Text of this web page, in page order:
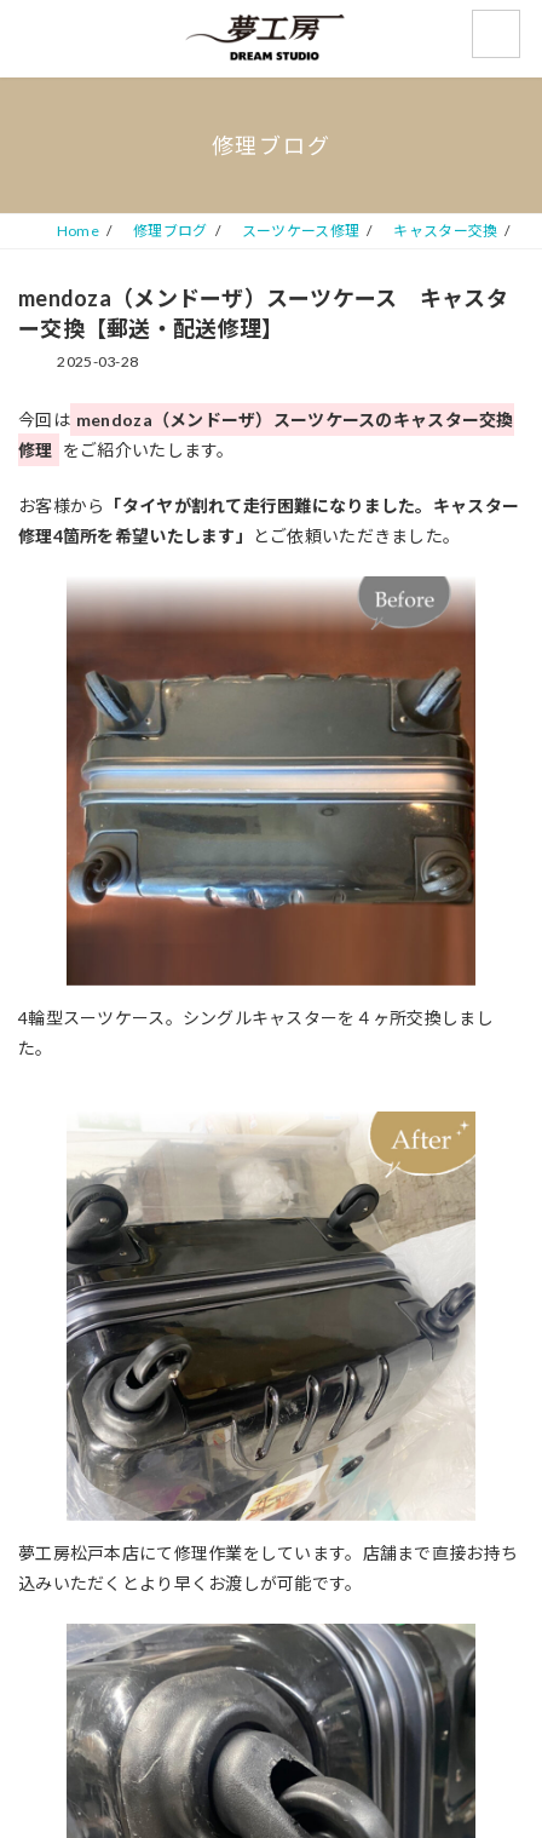
ン
ー
修理ブログ
Home 修理ブログ スーツケース修理 キャスター交換
mendoza（メンドーザ）スーツケース キャスタ
ー交換【郵送・配送修理】
2025-03-28
今回は mendoza（メンドーザ）スーツケースのキャスター交換
修理
をご紹介いたします。
お客様から
「タイヤが割れて走行困難になりました。キャスター
修理4箇所を希望いたします」
とご依頼いただきました。
4輪型スーツケース。シングルキャスターを４ヶ所交換しまし
た。
夢工房松戸本店にて修理作業をしています。店舗まで直接お持ち
込みいただくとより早くお渡しが可能です。